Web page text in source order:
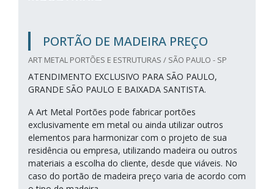
PORTÃO DE MADEIRA PREÇO
ART METAL PORTÕES E ESTRUTURAS / SÃO PAULO - SP
ATENDIMENTO EXCLUSIVO PARA SÃO PAULO,
GRANDE SÃO PAULO E BAIXADA SANTISTA.
A Art Metal Portões pode fabricar portões
exclusivamente em metal ou ainda utilizar outros
elementos para harmonizar com o projeto de sua
residência ou empresa, utilizando madeira ou outros
materiais a escolha do cliente, desde que viáveis. No
caso do portão de madeira preço varia de acordo com